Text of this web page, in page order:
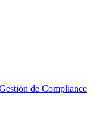
de Compliance